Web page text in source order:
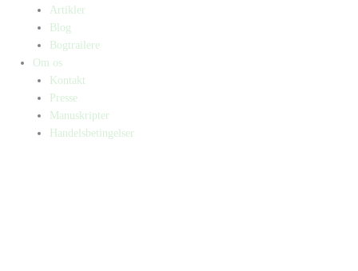
Artikler
Blog
Bogtrailere
Om os
Kontakt
Presse
Manuskripter
Handelsbetingelser